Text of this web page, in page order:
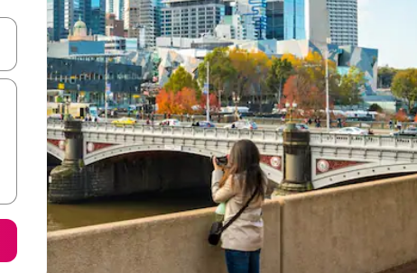
le haut et vers le bas pour les parcourir ou en appuyant et en